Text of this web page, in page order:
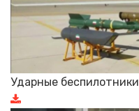
Ударные беспилотники